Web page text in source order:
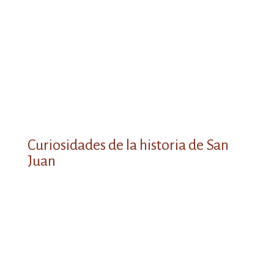
Curiosidades de la historia de San
Juan